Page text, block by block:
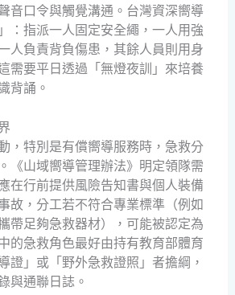
音口令與觸覺溝通。台灣資深嚮導
：指派一人固定安全繩，一人用強
人負責背負傷患，其餘人員則用身
需要平日透過「無燈夜訓」來培養
背誦。
，特別是有償嚮導服務時，急救分
《山域嚮導管理辦法》明定領隊需
在行前提供風險告知書與個人裝備
故，分工若不符合專業標準（例如
帶足夠急救器材），可能被認定為
的急救角色最好由持有教育部體育
證」或「野外急救證照」者擔綱，
與通聯日誌。